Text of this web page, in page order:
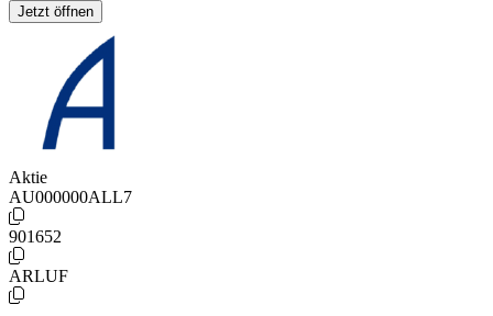
Jetzt öffnen
Aktie
AU000000ALL7
901652
ARLUF